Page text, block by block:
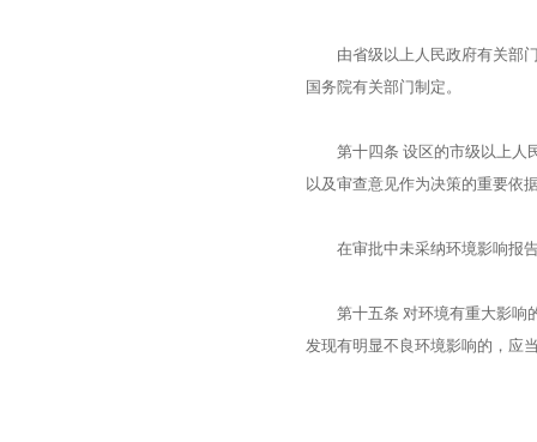
由省级以上人民政府有关部门
国务院有关部门制定。
第十四条 设区的市级以上人民
以及审查意见作为决策的重要依
在审批中未采纳环境影响报告
第十五条 对环境有重大影响的
发现有明显不良环境影响的，应